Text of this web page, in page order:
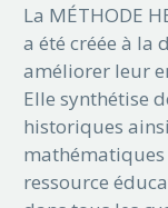
La MÉTHODE
a été créée à la
améliorer leur
Elle synthétise
historiques
mathématiques
ressource